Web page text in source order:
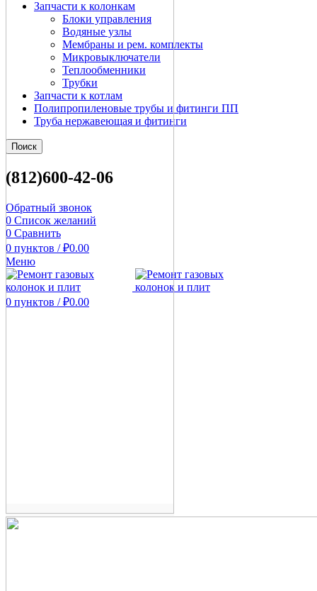
Запчасти к колонкам
Блоки управления
Водяные узлы
Мембраны и рем. комплекты
Микровыключатели
Теплообменники
Трубки
Запчасти к котлам
Полипропиленовые трубы и фитинги ПП
Труба нержавеющая и фитинги
Поиск
(812)600-42-06
Обратный звонок
0 Список желаний
0 Сравнить
0 пунктов / ₽0.00
Меню
0 пунктов / ₽0.00